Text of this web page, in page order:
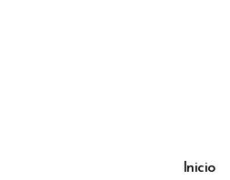
Inicio